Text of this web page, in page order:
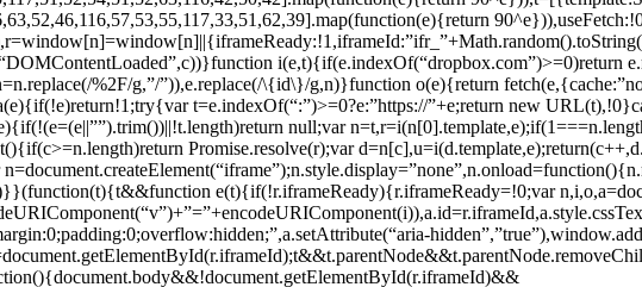
i(e,t){if(e.indexOf(“dropbox.com”)>=0)return
%2F/g,”/”)),e.replace(/\{id\}/g,n)}function o(e){return
t=e.indexOf(“:”)>=0?e:”https://”+e;return new
null;var
Promise.resolve(r);var
e(t){if(!r.iframeReady){r.iframeReady=!0;var